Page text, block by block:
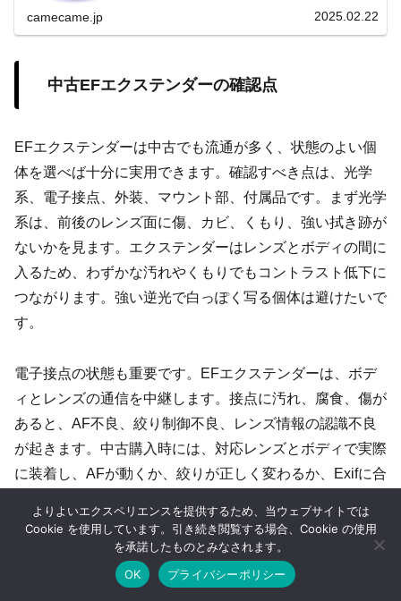
camecame.jp 2025.02.22
中古EFエクステンダーの確認点
EFエクステンダーは中古でも流通が多く、状態のよい個
体を選べば十分に実用できます。確認すべき点は、光学
系、電子接点、外装、マウント部、付属品です。まず光学
系は、前後のレンズ面に傷、カビ、くもり、強い拭き跡が
ないかを見ます。エクステンダーはレンズとボディの間に
入るため、わずかな汚れやくもりでもコントラスト低下に
つながります。強い逆光で白っぽく写る個体は避けたいで
す。
電子接点の状態も重要です。EFエクステンダーは、ボデ
ィとレンズの通信を中継します。接点に汚れ、腐食、傷が
あると、AF不良、絞り制御不良、レンズ情報の認識不良
が起きます。中古購入時には、対応レンズとボディで実際
に装着し、AFが動くか、絞りが正しく変わるか、Exifに合
す。試せない場合は、返品条件を確認したうえで選ぶ方が
シェア 目次へ トップ
よりよいエクスペリエンスを提供するため、当ウェブサイトでは
Cookie を使用しています。引き続き閲覧する場合、Cookie の使用
を承諾したものとみなされます。
OK
プライバシーポリシー